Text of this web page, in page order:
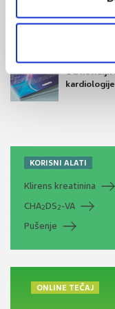
Medicus (1/
Od
KORISNI ALATI
Klirens kreatinina
CHA2DS2-VA
Pušenje
ONLINE TEČAJ